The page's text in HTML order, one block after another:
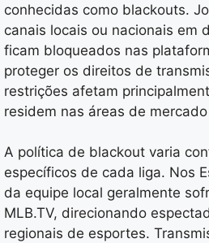
conhecidas como blackouts.
canais locais ou nacionais em
ficam bloqueados nas
proteger os direitos de
restrições afetam
residem nas áreas de
A política de blackout varia
específicos de cada liga. Nos
da equipe local geralmente
MLB.TV, direcionando
regionais de esportes.